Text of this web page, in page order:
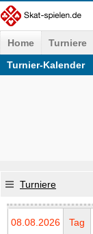
Home Turniere
Turnier-Kalender
Turniere
08.08.2026 Tag